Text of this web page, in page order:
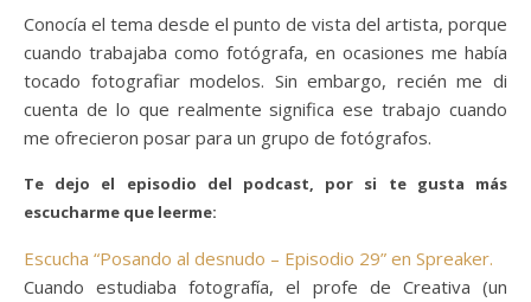
Conocía el tema desde el punto de vista del artista, porque
cuando trabajaba como fotógrafa, en ocasiones me había
tocado fotografiar modelos. Sin embargo, recién me di
cuenta de lo que realmente significa ese trabajo cuando
me ofrecieron posar para un grupo de fotógrafos.
Te dejo el episodio del podcast, por si te gusta más
escucharme que leerme:
Escucha “Posando al desnudo – Episodio 29” en Spreaker.
Cuando estudiaba fotografía, el profe de Creativa (un